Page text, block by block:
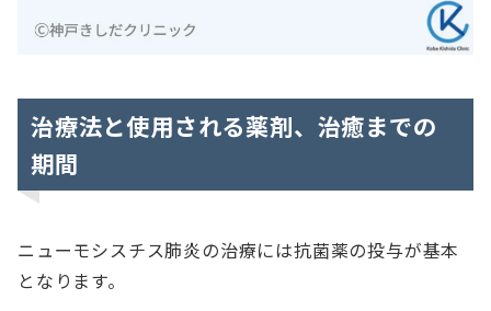
治療法と使用される薬剤、治癒までの
期間
ニューモシスチス肺炎の治療には抗菌薬の投与が基本
となります。